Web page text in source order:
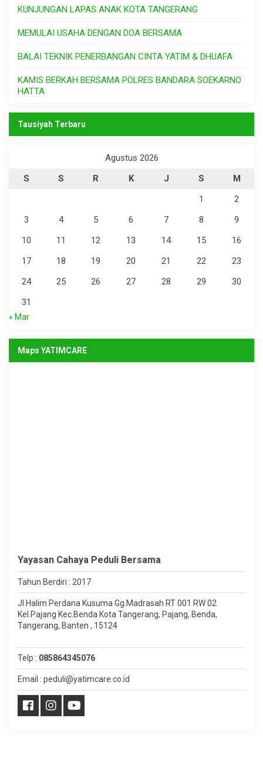
KUNJUNGAN LAPAS ANAK KOTA TANGERANG
MEMULAI USAHA DENGAN DOA BERSAMA
BALAI TEKNIK PENERBANGAN CINTA YATIM & DHUAFA
KAMIS BERKAH BERSAMA POLRES BANDARA SOEKARNO
HATTA
Tausiyah Terbaru
Agustus 2026
S
S R K J S
M
1
2
3
4 5 6 7 8
9
10
11 12 13 14 15
16
17
18 19 20 21 22
23
24
25 26 27 28 29
30
31
« Mar
Maps YATIMCARE
Yayasan Cahaya Peduli Bersama
Tahun Berdiri : 2017
Jl.Halim Perdana Kusuma Gg.Madrasah RT 001 RW 02
Kel.Pajang Kec.Benda Kota Tangerang, Pajang, Benda,
Tangerang, Banten , 15124
Telp : 085864345076
Email : peduli@yatimcare.co.id